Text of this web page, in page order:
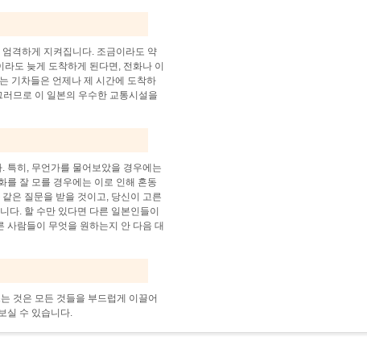
격하게 지켜집니다. 조금이라도 약
도 늦게 도착하게 된다면, 전화나 이
기차들은 언제나 제 시간에 도착하
므로 이 일본의 우수한 교통시설을
특히, 무언가를 물어보았을 경우에는
를 잘 모를 경우에는 이로 인해 혼동
은 질문을 받을 것이고, 당신이 고른
다. 할 수만 있다면 다른 일본인들이
사람들이 무엇을 원하는지 안 다음 대
것은 모든 것들을 부드럽게 이끌어
실 수 있습니다.